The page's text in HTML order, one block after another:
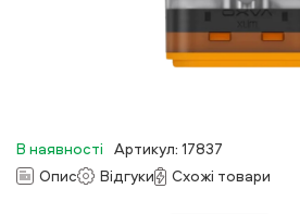
В наявності Артикул: 17837
Опис
Відгуки Схожі товари